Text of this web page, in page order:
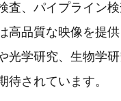
査、パイプライン
高品質な映像を提
光学研究、生物学
待されています。